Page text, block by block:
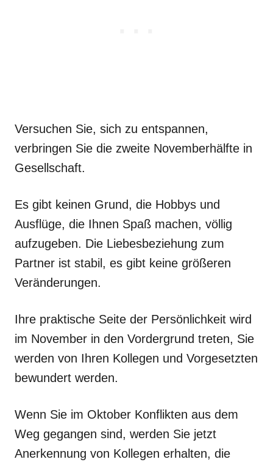
Versuchen Sie, sich zu entspannen,
verbringen Sie die zweite Novemberhälfte in
Gesellschaft.
Es gibt keinen Grund, die Hobbys und
Ausflüge, die Ihnen Spaß machen, völlig
aufzugeben. Die Liebesbeziehung zum
Partner ist stabil, es gibt keine größeren
Veränderungen.
Ihre praktische Seite der Persönlichkeit wird
im November in den Vordergrund treten, Sie
werden von Ihren Kollegen und Vorgesetzten
bewundert werden.
Wenn Sie im Oktober Konflikten aus dem
Weg gegangen sind, werden Sie jetzt
Anerkennung von Kollegen erhalten, die